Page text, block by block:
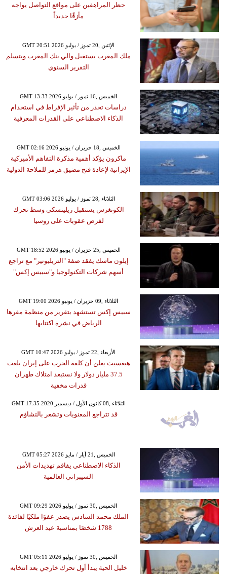
حظر المراهقين على مواقع التواصل يواجه
مأزقًا جديداً
GMT 20:51 2026 الإثنين ,20 تموز / يوليو
ملك المغرب يستقبل والي بنك المغرب ويتسلم
التقرير السنوي
GMT 13:33 2026 الخميس ,16 تموز / يوليو
دراسات تحذر من تأثير الإفراط في استخدام
الذكاء الاصطناعي على القدرات المعرفية
GMT 02:16 2026 الخميس ,18 حزيران / يونيو
ماكرون يؤكد أهمية مذكرة التفاهم الأميركية
الإيرانية لإعادة فتح مضيق هرمز للملاحة الدولية
GMT 03:06 2026 الثلاثاء ,28 تموز / يوليو
الكونغرس يستقبل زيلينسكي وسط تحرك
لفرض عقوبات على روسيا
GMT 18:52 2026 الخميس ,25 حزيران / يونيو
إيلون ماسك يفقد صفة "التريليونير" مع تراجع
أسهم شركات التكنولوجيا و"سبيس إكس"
GMT 19:00 2026 الثلاثاء ,09 حزيران / يونيو
سبيس إكس تستشهد بتقرير من منظمة مقرها
الرياض في نشرة اكتتابها
GMT 10:47 2026 الأربعاء ,22 تموز / يوليو
هيغسيث يعلن أن كلفة الحرب على إيران بلغت
37.5 مليار دولار ولا نستبعد امتلاك طهران
قدرات مخفية
GMT 17:35 2020 الثلاثاء ,08 كانون الأول / ديسمبر
قد تتراجع المعنويات وتشعر بالتشاؤم
GMT 05:27 2026 الخميس ,21 أيار / مايو
الذكاء الاصطناعي يفاقم تهديدات الأمن
السيبراني العالمية
GMT 09:29 2026 الخميس ,30 تموز / يوليو
الملك محمد السادس يصدر عفوًا ملكيًا لفائدة
1788 شخصًا بمناسبة عيد العرش
GMT 05:11 2026 الخميس ,30 تموز / يوليو
خليل الحية يبدأ أول تحرك خارجي بعد انتخابه